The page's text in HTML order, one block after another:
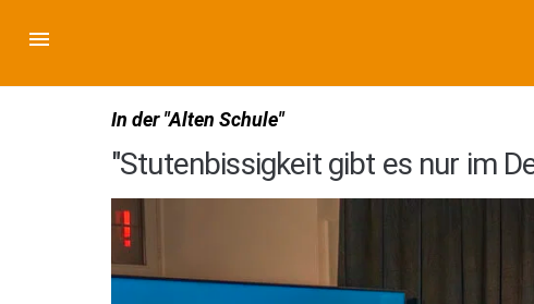
In der "Alten Schule"
"Stutenbissigkeit gibt es nur im